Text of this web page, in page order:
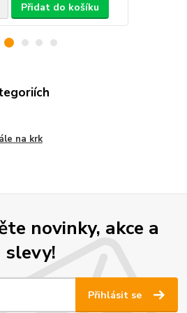
Přidat do košíku
na krk
novinky, akce a
slevy!
Přihlásit se